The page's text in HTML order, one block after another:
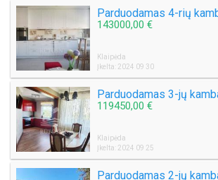
143000,00 €
Klaipėda
Įkelta: 2024 09 30
119450,00 €
Klaipėda
Įkelta: 2024 09 25